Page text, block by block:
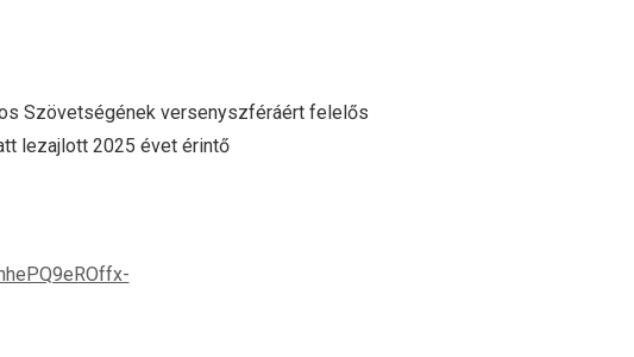
Szövetségének versenyszféráért felelős
lezajlott 2025 évet érintő